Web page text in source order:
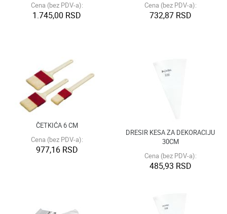
Cena (bez PDV-a):
1.745,00 RSD
Cena (bez PDV-a):
732,87 RSD
ČETKIĆA 6 CM
Cena (bez PDV-a):
977,16 RSD
DRESIR KESA ZA DEKORACIJU
30CM
Cena (bez PDV-a):
485,93 RSD